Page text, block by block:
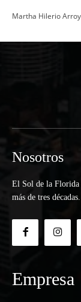
Martha Hilerio
Nosotros
El Sol de la Florida
más de tres
Empresa